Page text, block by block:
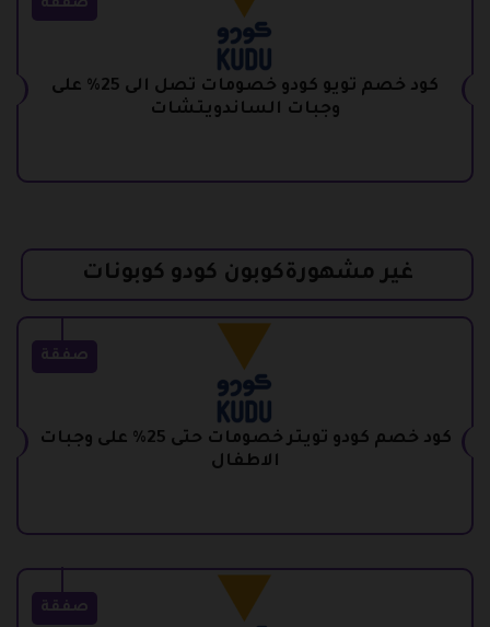
صفقة
كود خصم تويو كودو خصومات تصل الى 25% على
وجبات الساندويتشات
غير مشهورةكوبون كودو كوبونات
صفقة
كود خصم كودو تويتر خصومات حتى 25% على وجبات
الاطفال
صفقة